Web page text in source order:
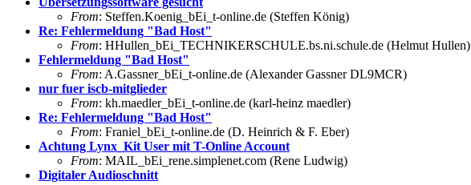
From: Steffen.Koenig_bEi_t-online.de (Steffen König)
Re: Fehlermeldung "Bad Host"
From: HHullen_bEi_TECHNIKERSCHULE.bs.ni.schule.de (Helmut Hullen)
Fehlermeldung "Bad Host"
From: A.Gassner_bEi_t-online.de (Alexander Gassner DL9MCR)
nur fuer iscb-mitglieder
From: kh.maedler_bEi_t-online.de (karl-heinz maedler)
Re: Fehlermeldung "Bad Host"
From: Franiel_bEi_t-online.de (D. Heinrich & F. Eber)
Achtung Lynx_Kit User mit T-Online Account
From: MAIL_bEi_rene.simplenet.com (Rene Ludwig)
Digitaler Audioschnitt